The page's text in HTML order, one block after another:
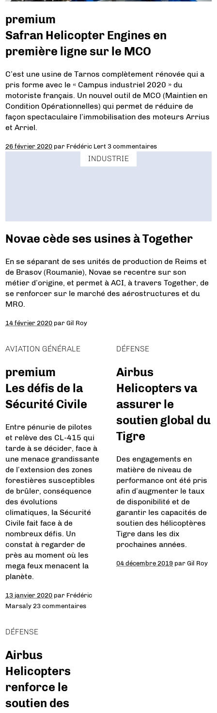
premium
Safran Helicopter Engines en
première ligne sur le MCO
C’est une usine de Tarnos complètement rénovée qui a
pris forme avec le « Campus industriel 2020 » du
motoriste français. Un nouvel outil de MCO (Maintien en
Condition Opérationnelles) qui permet de réduire de
façon spectaculaire l’immobilisation des moteurs Arrius
et Arriel.
26 février 2020 par Frédéric Lert 3 commentaires
INDUSTRIE
Novae cède ses usines à Together
En se séparant de ses unités de production de Reims et
de Brasov (Roumanie), Novae se recentre sur son
métier d’origine, et permet à ACI, à travers Together, de
se renforcer sur le marché des aérostructures et du
MRO.
14 février 2020 parGil Roy
AVIATION GÉNÉRALE
premium
Les défis de la
Sécurité Civile
Entre pénurie de pilotes
et relève des CL-415 qui
tarde à se décider, face à
une menace grandissante
de l’extension des zones
forestières susceptibles
de brûler, conséquence
des évolutions
climatiques, la Sécurité
Civile fait face à de
nombreux défis. Un
constat à regarder de
près au moment où les
mega feux menacent la
planète.
13 janvier 2020 par Frédéric
Marsaly 23 commentaires
DÉFENSE
Airbus
Helicopters va
assurer le
soutien global du
Tigre
Des engagements en
matière de niveau de
performance ont été pris
afin d’augmenter le taux
de disponibilité et de
garantir les capacités de
soutien des hélicoptères
Tigre dans les dix
prochaines années.
04 décembre 2019 parGil Roy
DÉFENSE
Airbus
Helicopters
renforce le
soutien des